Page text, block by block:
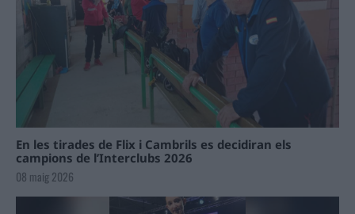
En les tirades de Flix i Cambrils es decidiran els
campions de l’Interclubs 2026
08 maig 2026